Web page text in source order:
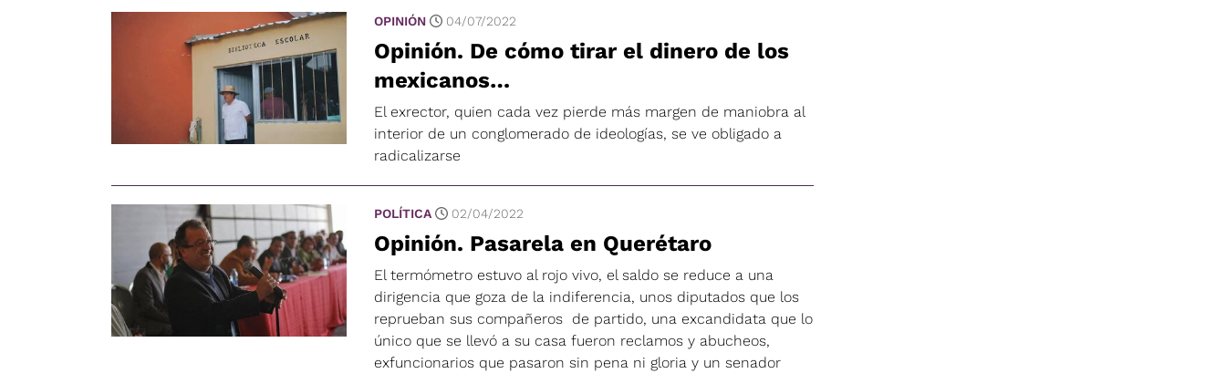
OPINIÓN 04/07/2022
Opinión. De cómo tirar el dinero de los
mexicanos…
El exrector, quien cada vez pierde más margen de maniobra al
interior de un conglomerado de ideologías, se ve obligado a
radicalizarse
POLÍTICA 02/04/2022
Opinión. Pasarela en Querétaro
El termómetro estuvo al rojo vivo, el saldo se reduce a una
dirigencia que goza de la indiferencia, unos diputados que los
reprueban sus compañeros de partido, una excandidata que lo
único que se llevó a su casa fueron reclamos y abucheos,
exfuncionarios que pasaron sin pena ni gloria y un senador